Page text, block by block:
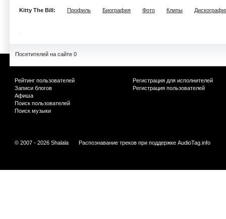
Kitty The Bill: Профиль Биография Фото Клипы
Посетителей на сайте 0
Рейтинг пользователей
Записи блогов
Афиша
Поиск пользователей
Поиск музыки
Регистрация для исполнителей
Регистрация пользователей
© 2007 - 2026 Shalala Распознавание треков при поддержке AudioTag.info